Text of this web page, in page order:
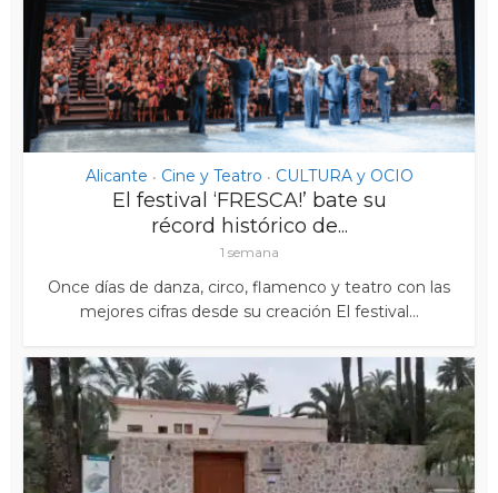
Alicante • Cine y Teatro • CULTURA y OCIO
El festival ‘FRESCA!’ bate su
récord histórico de...
1 semana
Once días de danza, circo, flamenco y teatro con las
mejores cifras desde su creación El festival...